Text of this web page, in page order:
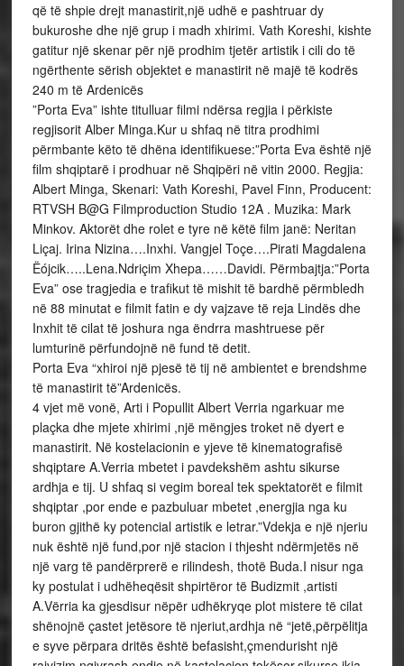
që të shpie drejt manastirit,një udhë e pashtruar dy
bukuroshe dhe një grup i madh xhirimi. Vath Koreshi, kishte
gatitur një skenar për një prodhim tjetër artistik i cili do të
ngërthente sërish objektet e manastirit në majë të kodrës
240 m të Ardenicës
”Porta Eva” ishte titulluar filmi ndërsa regjia i përkiste
regjisorit Alber Minga.Kur u shfaq në titra prodhimi
përmbante këto të dhëna identifikuese:”Porta Eva është një
film shqiptarë i prodhuar në Shqipëri në vitin 2000. Regjia:
Albert Minga, Skenari: Vath Koreshi, Pavel Finn, Producent:
RTVSH B@G Filmproduction Studio 12A . Muzika: Mark
Minkov. Aktorët dhe rolet e tyre në këtë film janë: Neritan
Liçaj. Irina Nizina….Inxhi. Vangjel Toçe….Pirati Magdalena
Ëójcik…..Lena.Ndriçim Xhepa……Davidi. Përmbajtja:”Porta
Eva” ose tragjedia e trafikut të mishit të bardhë përmbledh
në 88 minutat e filmit fatin e dy vajzave të reja Lindës dhe
Inxhit të cilat të joshura nga ëndrra mashtruese për
lumturinë përfundojnë në fund të detit.
Porta Eva “xhiroi një pjesë të tij në ambientet e brendshme
të manastirit të”Ardenicës.
4 vjet më vonë, Arti i Popullit Albert Verria ngarkuar me
plaçka dhe mjete xhirimi ,një mëngjes troket në dyert e
manastirit. Në kostelacionin e yjeve të kinematografisë
shqiptare A.Verria mbetet i pavdekshëm ashtu sikurse
ardhja e tij. U shfaq si vegim boreal tek spektatorët e filmit
shqiptar ,por ende e pazbuluar mbetet ,energjia nga ku
buron gjithë ky potencial artistik e letrar.”Vdekja e një njeriu
nuk është një fund,por një stacion i thjesht ndërmjetës në
një varg të pandërprerë e rilindesh, thotë Buda.I nisur nga
ky postulat i udhëheqësit shpirtëror të Budizmit ,artisti
A.Vërria ka gjesdisur nëpër udhëkryqe plot mistere të cilat
shënojnë çastet jetësore të njeriut,ardhja në “jetë,përpëlitja
e syve përpara dritës është befasisht,çmendurisht një